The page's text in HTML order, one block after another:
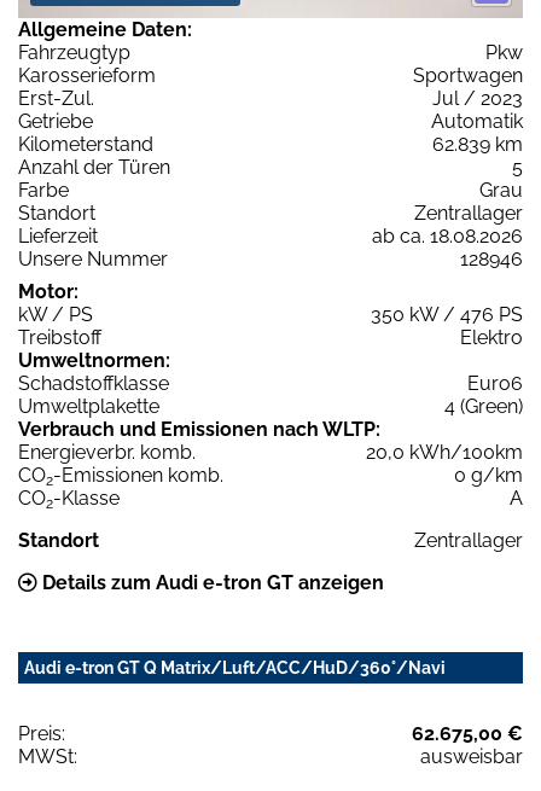
Allgemeine Daten:
Fahrzeugtyp
Pkw
Karosserieform
Sportwagen
Erst-Zul.
Jul / 2023
Getriebe
Automatik
Kilometerstand
62.839 km
Anzahl der Türen
5
Farbe
Grau
Standort
Zentrallager
Lieferzeit
ab ca. 18.08.2026
Unsere Nummer
128946
Motor:
kW / PS
350 kW / 476 PS
Treibstoff
Elektro
Umweltnormen:
Schadstoffklasse
Euro6
Umweltplakette
4 (Green)
Verbrauch und Emissionen nach WLTP:
Energieverbr. komb.
20,0 kWh/100km
CO2-Emissionen komb.
0 g/km
CO2-Klasse
A
Standort
Zentrallager
Details zum Audi e-tron GT anzeigen
Audi e-tron GT Q Matrix/Luft/ACC/HuD/360°/Navi
Preis:
62.675,00 €
MWSt:
ausweisbar